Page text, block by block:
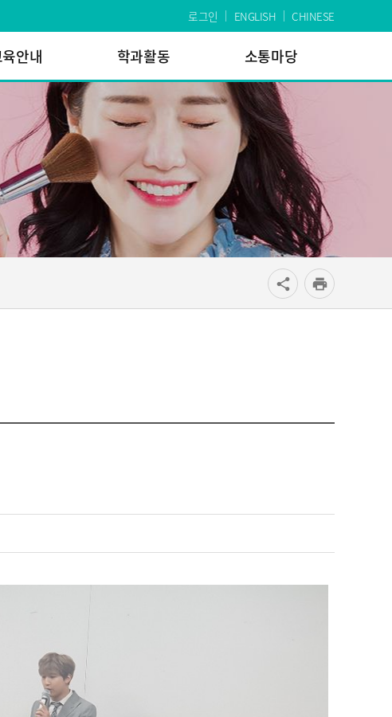
로그인 ENGLISH CHINESE
안내 학과활동 소통마당
공유
share print